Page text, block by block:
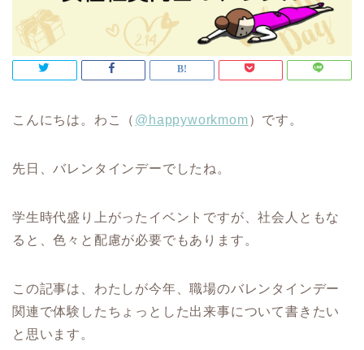
こんにちは。わこ（ @happyworkmom）です。
先日、バレンタインデーでしたね。
学生時代盛り上がったイベントですが、社会人ともな
ると、色々と配慮が必要でもあります。
この記事は、わたしが今年、職場のバレンタインデー
関連で体験したちょっとした出来事について書きたい
と思います。